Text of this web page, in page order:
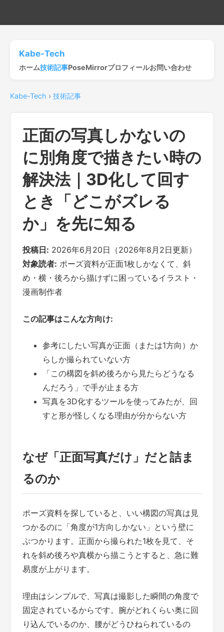
Kabe-Tech
ホーム技術記事PoseMirrorプロフィールお問い合わせ
Kabe-Tech › 技術記事
正面の写真しかないの
に別角度で描きたい時の
解決法｜3D化して回す
とき「どこがズレる
か」を先に知る
投稿日: 2026年6月20日（2026年8月2日更新）
対象読者: ポーズ資料が正面1枚しかなくて、斜
め・横・後ろから描けずに困っているイラスト・
漫画制作者
この記事はこんな方向け:
参考にしたい写真が正面（または1方向）か
らしか撮られていない方
「この構図を斜め後ろから見たらどうなる
んだろう」で手が止まる方
写真を3D化するツールを使ってみたが、回
すと形が怪しくなる理由が分からない方
なぜ「正面写真だけ」だと詰ま
るのか
ポーズ資料を探していると、いい構図の写真は見
つかるのに「角度が1方向しかない」という壁に
ぶつかります。正面から撮られた1枚を見て、そ
れを斜め後ろや真横から描こうとすると、急に難
易度が上がります。
理由はシンプルで、写真は撮影した瞬間の角度で
固定されているからです。腕がどれくらい奥に回
り込んでいるのか、腰がどうひねられているの